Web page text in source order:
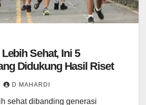
Sehat, Ini 5
Didukung Hasil Riset
D MAHARDI
sehat dibanding generasi